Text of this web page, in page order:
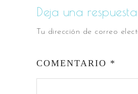
Deja una respuesta
Tu dirección de correo
COMENTARIO *